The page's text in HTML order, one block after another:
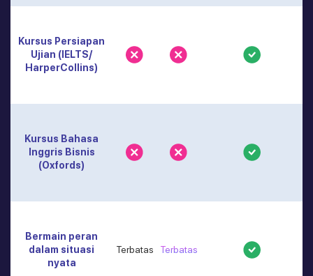
Kursus Persiapan
Ujian (IELTS/
HarperCollins)
Kursus Bahasa
Inggris Bisnis
(Oxfords)
Bermain peran
dalam situasi
nyata
Terbatas Terbatas